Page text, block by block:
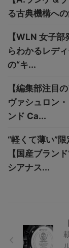
る古典機構へ
【WLN 女子
らわかるレデ
の“キ...
【編集部注目
ヴァシュロン
ンド Ca...
“軽くて薄い”
【国産ブラン
シアナス...